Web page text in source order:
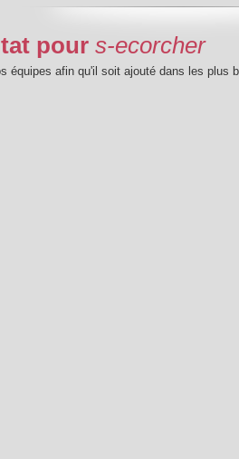
pour s-ecorcher
équipes afin qu'il soit ajouté dans les plus